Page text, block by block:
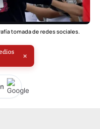
tomada de redes sociales.
×